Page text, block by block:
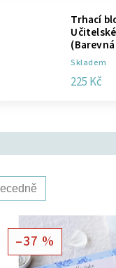
Trhací
Skladem
225 Kč
–37 %